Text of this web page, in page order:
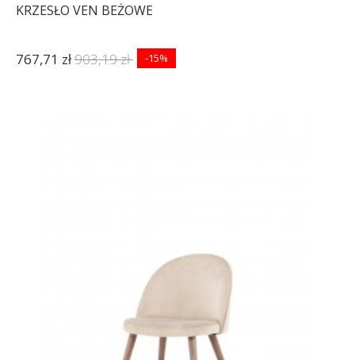
KRZESŁO VEN BEŻOWE
767,71 zł903,19 zł -15%